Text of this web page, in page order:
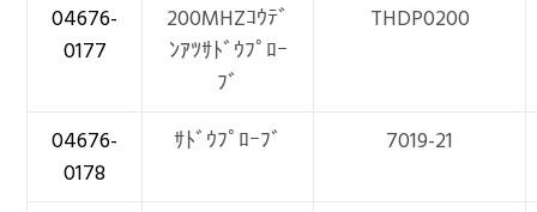
04676-
0177
200MHZｺｳﾃﾞ
ﾝｱﾂｻﾄﾞｳﾌﾟﾛｰ
ﾌﾞ
THDP0200
04676-
0178
ｻﾄﾞｳﾌﾟﾛｰﾌﾞ 7019-21